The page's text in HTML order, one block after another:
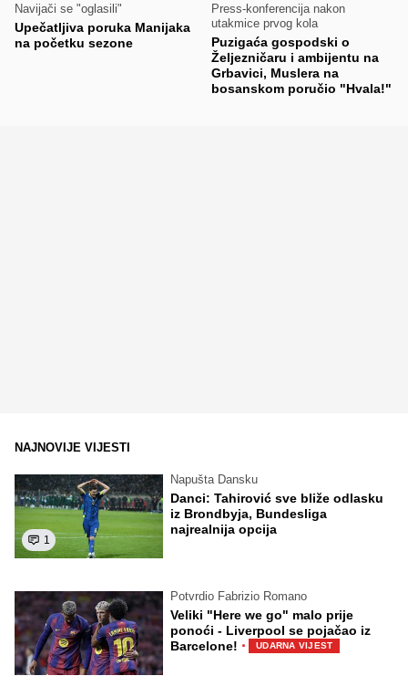
Navijači se "oglasili"
Upečatljiva poruka Manijaka
na početku sezone
Press-konferencija nakon
utakmice prvog kola
Puzigaća gospodski o
Željezničaru i ambijentu na
Grbavici, Muslera na
bosanskom poručio "Hvala!"
NAJNOVIJE VIJESTI
1
Napušta Dansku
Danci: Tahirović sve bliže odlasku
iz Brondbyja, Bundesliga
najrealnija opcija
Potvrdio Fabrizio Romano
Veliki "Here we go" malo prije
ponoći - Liverpool se pojačao iz
Barcelone! · UDARNA VIJEST